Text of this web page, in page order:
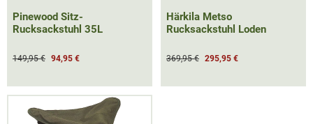
Pinewood Sitz-
Rucksackstuhl 35L
149,95 € 94,95 €
Härkila Metso
Rucksackstuhl Loden
369,95 € 295,95 €